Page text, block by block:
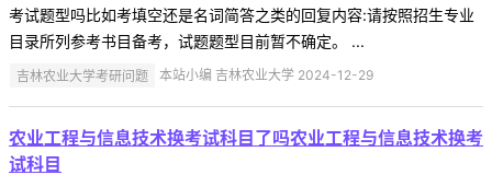
考试题型吗比如考填空还是名词简答之类的回复内容:请按照招生专业
目录所列参考书目备考，试题题型目前暂不确定。 ...
吉林农业大学考研问题 本站小编 吉林农业大学 2024-12-29
农业工程与信息技术换考试科目了吗农业工程与信息技术换考
试科目